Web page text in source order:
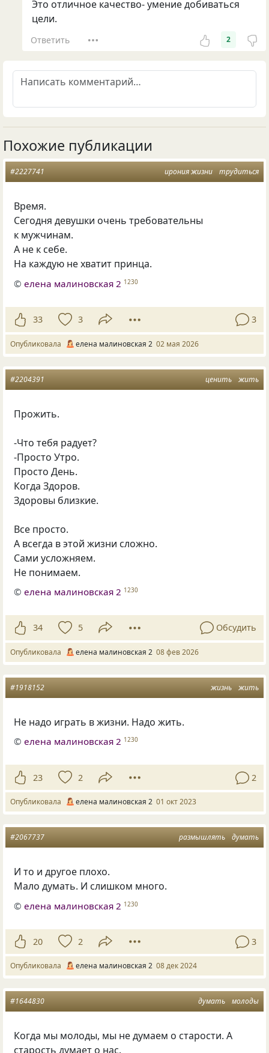
Это отличное качество- умение добиваться
цели.
Ответить 2
Похожие публикации
ирония жизни трудиться
#2227741
Время.
Сегодня девушки очень требовательны
к мужчинам.
А не к себе.
На каждую не хватит принца.
©елена малиновская 2 1230
33 3 3
Опубликовала елена малиновская 2 02 мая 2026
ценить жить
#2204391
Прожить.
-Что тебя радует?
-Просто Утро.
Просто День.
Когда Здоров.
Здоровы близкие.
Все просто.
А всегда в этой жизни сложно.
Сами усложняем.
Не понимаем.
©елена малиновская 2 1230
34 5 Обсудить
Опубликовала елена малиновская 2 08 фев 2026
жизнь жить
#1918152
Не надо играть в жизни. Надо жить.
©елена малиновская 2 1230
23 2 2
Опубликовала елена малиновская 2 01 окт 2023
размышлять думать
#2067737
И то и другое плохо.
Мало думать. И слишком много.
©елена малиновская 2 1230
20 2 3
Опубликовала елена малиновская 2 08 дек 2024
думать молоды
#1644830
Когда мы молоды, мы не думаем о старости. А
старость думает о нас.